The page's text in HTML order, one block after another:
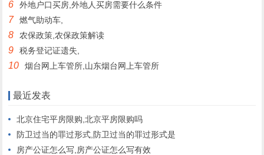
6 外地户口买房,外地人买房需要什么条件
7 燃气助动车,
8 农保政策,农保政策解读
9 税务登记证遗失,
10 烟台网上车管所,山东烟台网上车管所
最近发表
北京住宅平房限购,北京平房限购吗
防卫过当的罪过形式,防卫过当的罪过形式是
房产公证怎么写,房产公证怎么写有效